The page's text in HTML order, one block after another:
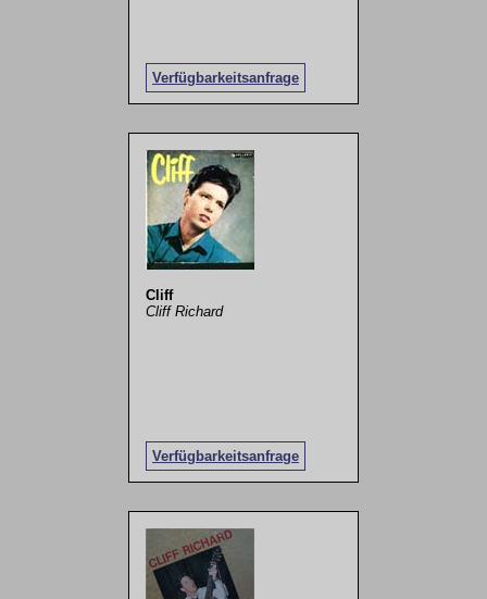
Verfügbarkeitsanfrage
Cliff
Cliff Richard
Verfügbarkeitsanfrage